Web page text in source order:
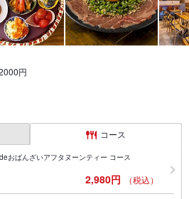
円
コース
おばんざいアフタヌーンティー コース
2,980円 （税込）